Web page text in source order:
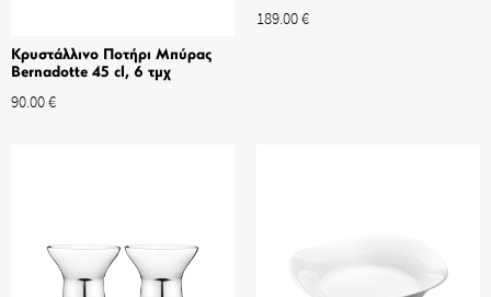
Κρυστάλλινο Ποτήρι Μπύρας
Bernadotte 45 cl, 6 τμχ
90.00€
189.00€